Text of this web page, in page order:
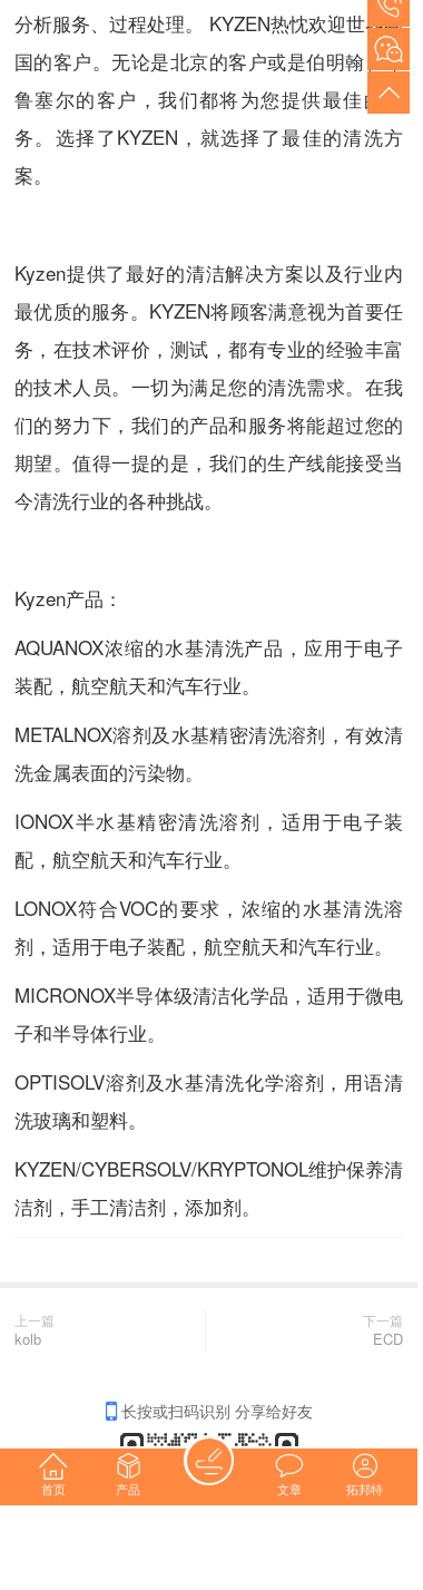
分析服务、过程处理。 KYZEN热忱欢迎世界各
国的客户。无论是北京的客户或是伯明翰、布
鲁塞尔的客户，我们都将为您提供最佳的服
务。选择了KYZEN，就选择了最佳的清洗方
案。
Kyzen提供了最好的清洁解决方案以及行业内
最优质的服务。KYZEN将顾客满意视为首要任
务，在技术评价，测试，都有专业的经验丰富
的技术人员。一切为满足您的清洗需求。在我
们的努力下，我们的产品和服务将能超过您的
期望。值得一提的是，我们的生产线能接受当
今清洗行业的各种挑战。
Kyzen产品：
AQUANOX浓缩的水基清洗产品，应用于电子
装配，航空航天和汽车行业。
METALNOX溶剂及水基精密清洗溶剂，有效清
洗金属表面的污染物。
IONOX半水基精密清洗溶剂，适用于电子装
配，航空航天和汽车行业。
LONOX符合VOC的要求，浓缩的水基清洗溶
剂，适用于电子装配，航空航天和汽车行业。
MICRONOX半导体级清洁化学品，适用于微电
子和半导体行业。
OPTISOLV溶剂及水基清洗化学溶剂，用语清
洗玻璃和塑料。
KYZEN/CYBERSOLV/KRYPTONOL维护保养清
洁剂，手工清洁剂，添加剂。
上一篇
kolb
下一篇
ECD
长按或扫码识别 分享给好友
首页 产品 文章 拓邦特